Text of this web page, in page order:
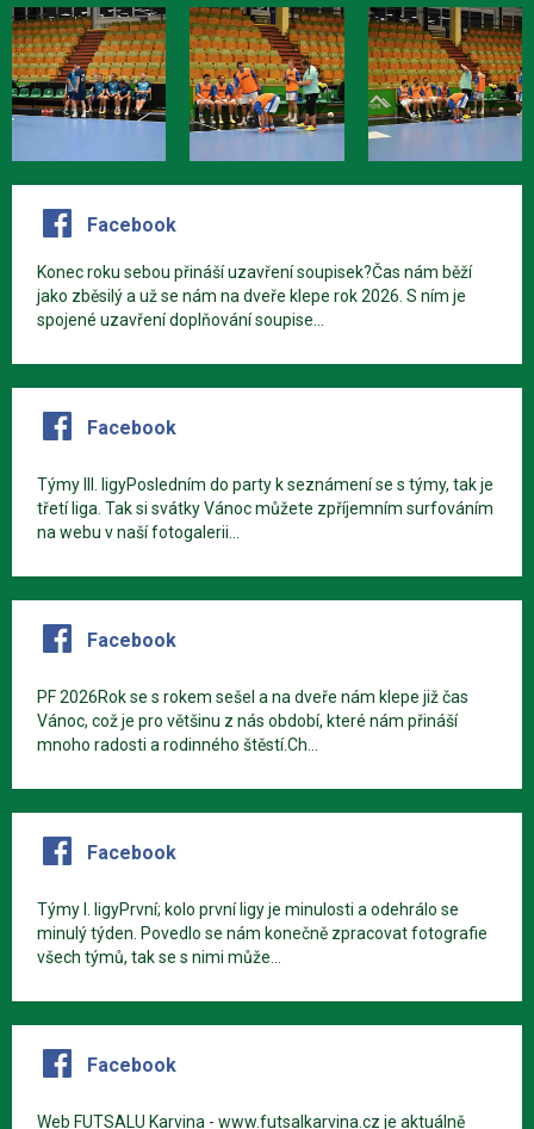
Facebook
Konec roku sebou přináší uzavření soupisek?Čas nám běží
jako zběsilý a už se nám na dveře klepe rok 2026. S ním je
spojené uzavření doplňování soupise...
Facebook
Týmy III. ligyPosledním do party k seznámení se s týmy, tak je
třetí liga. Tak si svátky Vánoc můžete zpříjemním surfováním
na webu v naší fotogalerii...
Facebook
PF 2026Rok se s rokem sešel a na dveře nám klepe již čas
Vánoc, což je pro většinu z nás období, které nám přináší
mnoho radosti a rodinného štěstí.Ch...
Facebook
Týmy I. ligyPrvní; kolo první ligy je minulosti a odehrálo se
minulý týden. Povedlo se nám konečně zpracovat fotografie
všech týmů, tak se s nimi může...
Facebook
Web FUTSALU Karvina - www.futsalkarvina.cz je aktuálně